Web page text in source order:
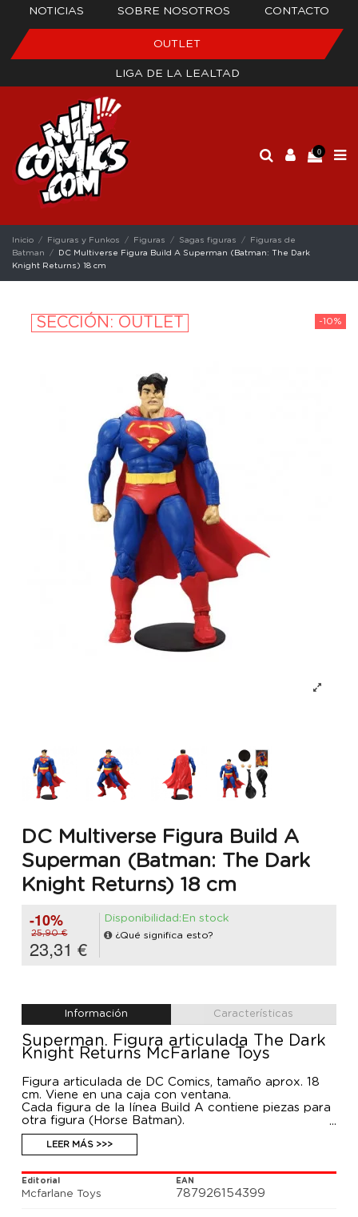
NOTICIAS SOBRE NOSOTROS CONTACTO
OUTLET
LIGA DE LA LEALTAD
0
Inicio Figuras y Funkos Figuras Sagas figuras
Figuras de
Batman
DC Multiverse Figura Build A Superman (Batman: The Dark
Knight Returns) 18 cm
-10%
SECCIÓN: OUTLET
DC Multiverse Figura Build A
Superman (Batman: The Dark
Knight Returns) 18 cm
-10%
25,90 €
23,31 €
Disponibilidad:En stock
¿Qué significa esto?
Información Características
Superman. Figura articulada The Dark
Knight Returns McFarlane Toys
Figura articulada de DC Comics, tamaño aprox. 18
cm. Viene en una caja con ventana.
Cada figura de la línea Build A contiene piezas para
otra figura (Horse Batman).
LEER MÁS >>>
Editorial
Mcfarlane Toys
EAN
787926154399